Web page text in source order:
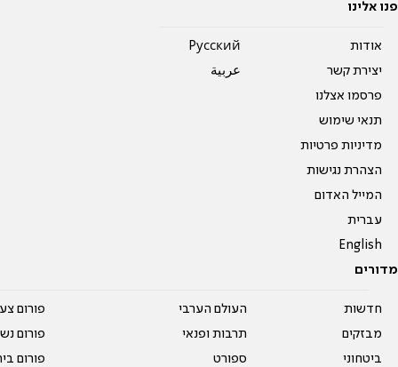
פנו אלינו
אודות
יצירת קשר
פרסמו אצלנו
תנאי שימוש
מדיניות פרטיות
הצהרת נגישות
המייל האדום
עברית
English
Pусский
عربية
מדורים
חדשות
מבזקים
ביטחוני
העולם הערבי
תרבות ופנאי
ספורט
פורום
פורום
פורום